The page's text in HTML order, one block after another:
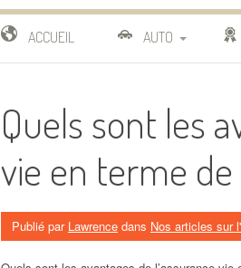
ACCUEIL AUTO
ARTICLES
Quels sont les
vie en terme
Publié par Lawrence dans Nos articles sur